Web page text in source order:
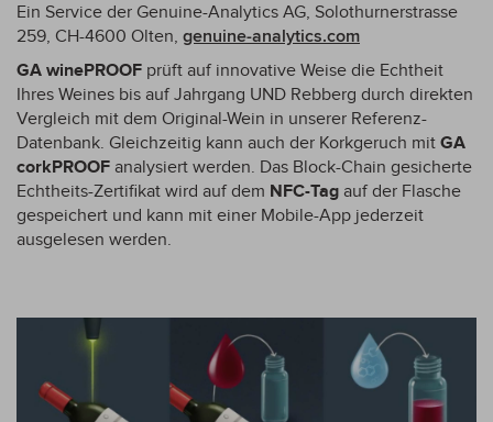
Ein Service der Genuine-Analytics AG, Solothurnerstrasse
259, CH-4600 Olten, genuine-analytics.com
GA winePROOF prüft auf innovative Weise die Echtheit
Ihres Weines bis auf Jahrgang UND Rebberg durch direkten
Vergleich mit dem Original-Wein in unserer Referenz-
Datenbank. Gleichzeitig kann auch der Korkgeruch mit GA
corkPROOF analysiert werden. Das Block-Chain gesicherte
Echtheits-Zertifikat wird auf dem NFC-Tag auf der Flasche
gespeichert und kann mit einer Mobile-App jederzeit
ausgelesen werden.